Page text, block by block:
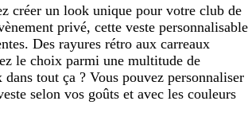
créer un look unique pour votre club de
privé, cette veste personnalisable
Des rayures rétro aux carreaux
le choix parmi une multitude de
tout ça ? Vous pouvez personnaliser
selon vos goûts et avec les couleurs